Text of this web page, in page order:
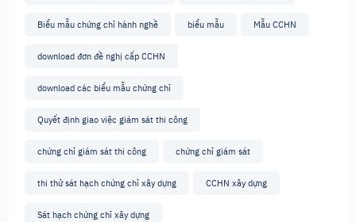
Biểu mẫu chứng chỉ hành nghề biểu mẫu Mẫu CCHN
download đơn đề nghị cấp CCHN
download các biểu mẫu chứng chỉ
Quyết định giao việc giám sát thi công
chứng chỉ giám sát thi công chứng chỉ giám sát
thi thử sát hạch chứng chỉ xây dựng CCHN xây dựng
Sát hạch chứng chỉ xây dựng